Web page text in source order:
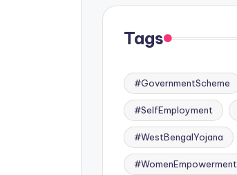
Tags
#GovernmentScheme
#SelfEmployment
#WestBengalYojana
#WomenEmpowerment